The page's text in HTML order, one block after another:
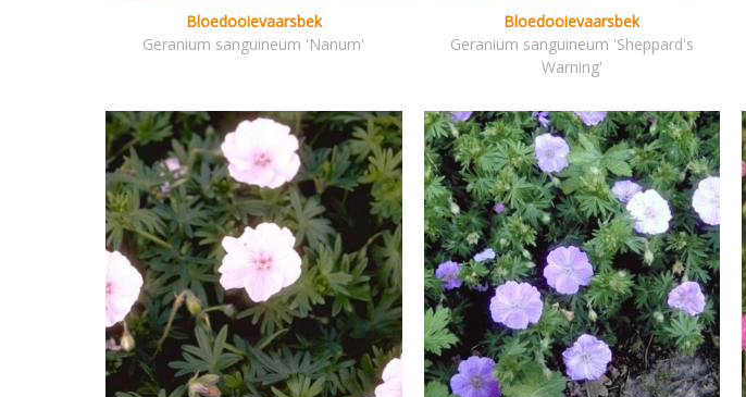
Bloedooievaarsbek
Geranium sanguineum 'Nanum'
Bloedooievaarsbek
Geranium sanguineum 'Sheppard's
Warning'